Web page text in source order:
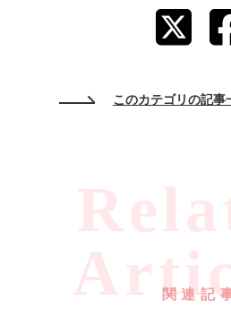
このカテゴリの記事
関連記